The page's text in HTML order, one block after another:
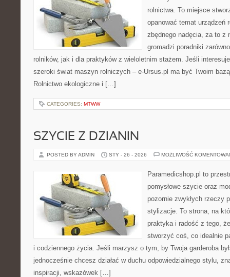
rolnictwa. To miejsce
opanować temat urządzeń
zbędnego nadęcia, za to z
gromadzi poradniki
rolników, jak i dla praktyków z wieloletnim stażem. Jeśli
szeroki świat maszyn rolniczych – e-Ursus.pl ma być Twoim
Rolnictwo ekologiczne i […]
CATEGORIES: MTWW
SZYCIE Z DZIANIN
POSTED BY ADMIN STY - 26 - 2026 MOŻLIWOŚĆ
Paramedicshop.pl to
pomysłowe szycie oraz
pozornie zwykłych rzeczy
stylizacje. To strona, na
praktyka i radość z tego,
stworzyć coś, co idealnie
i codziennego życia. Jeśli marzysz o tym, by Twoja garderoba
jednocześnie chcesz działać w duchu odpowiedzialnego stylu,
inspiracji, wskazówek […]